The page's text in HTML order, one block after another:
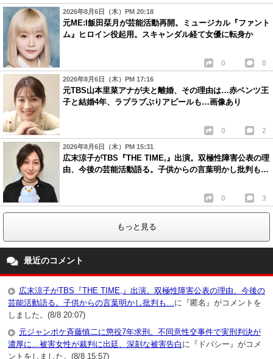
2026年8月6日（木）PM 20:18
元ME:I飯田栞月が芸能活動再開。ミュージカル『ファント
ム』ヒロイン役起用。スキャンダル経て女優に転身か
0 0
2026年8月6日（木）PM 17:16
元TBS山本里菜アナが夫と離婚、その理由は…赤ベンツ王
子と結婚4年、ラブラブぶりアピールも…画像あり
0 2
2026年8月6日（木）PM 15:31
広末涼子がTBS『THE TIME,』出演。双極性障害公表の理
由、今後の芸能活動語る。子供からの言葉明かし批判も…
0 3
もっと見る
最近のコメント
広末涼子がTBS『THE TIME,』出演。双極性障害公表の理由、今後の
芸能活動語る。子供からの言葉明かし批判も…に『匿名』がコメントを
しました。(8/8 20:07)
元ジャンポケ斉藤慎二に懲役7年求刑。不同意性交事件で実刑判決が
濃厚に…被害女性が裁判に出廷、深刻な被害告白 に『ドバシー』がコメ
ントをしました。(8/8 15:57)